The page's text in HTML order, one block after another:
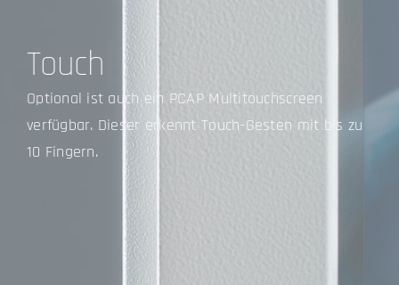
Touch
Optional ist auch ein PCAP Multitouchscreen
verfügbar. Dieser erkennt Touch-Gesten mit bis zu
10 Fingern.